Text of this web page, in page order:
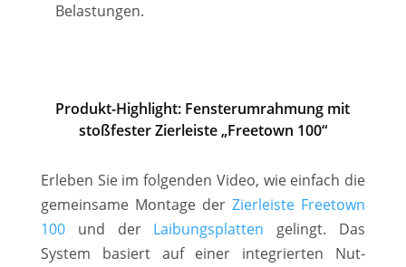
Belastungen.
Produkt-Highlight: Fensterumrahmung mit
stoßfester Zierleiste „Freetown 100“
Erleben Sie im folgenden Video, wie einfach die
gemeinsame Montage derZierleiste Freetown
100und der Laibungsplatten gelingt. Das
System basiert auf einer integrierten Nut-